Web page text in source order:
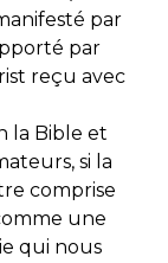
par
par
reçu avec
la Bible et
si la
comprise
une
qui nous